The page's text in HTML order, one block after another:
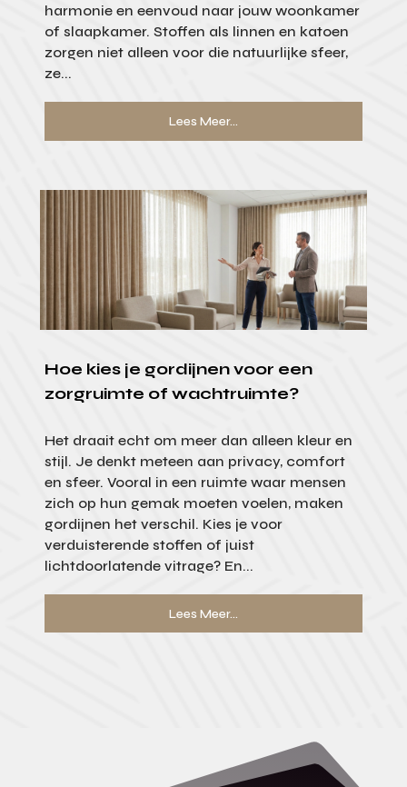
harmonie en eenvoud naar jouw woonkamer
of slaapkamer. Stoffen als linnen en katoen
zorgen niet alleen voor die natuurlijke sfeer,
ze...
Lees Meer...
Hoe kies je gordijnen voor een
zorgruimte of wachtruimte?
Het draait echt om meer dan alleen kleur en
stijl. Je denkt meteen aan privacy, comfort
en sfeer. Vooral in een ruimte waar mensen
zich op hun gemak moeten voelen, maken
gordijnen het verschil. Kies je voor
verduisterende stoffen of juist
lichtdoorlatende vitrage? En...
Lees Meer...